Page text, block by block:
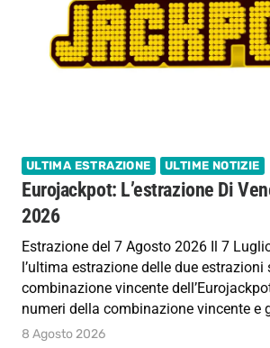
ULTIMA ESTRAZIONE ULTIME NOTIZIE
Eurojackpot: L’estrazione Di
2026
Estrazione del 7 Agosto 2026 Il 7
l’ultima estrazione delle due
combinazione vincente
numeri della combinazione vincente e
8 Agosto 2026